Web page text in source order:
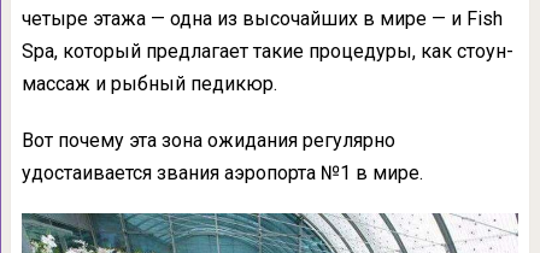
четыре этажа — одна из высочайших в мире — и Fish
Spa, который предлагает такие процедуры, как стоун-
массаж и рыбный педикюр.
Вот почему эта зона ожидания регулярно
удостаивается звания аэропорта №1 в мире.